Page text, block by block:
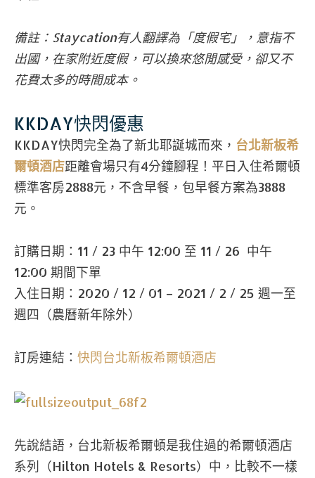
備註：Staycation有人翻譯為「度假宅」，意指不
出國，在家附近度假，可以換來悠閒感受，卻又不
花費太多的時間成本。
KKDAY快閃優惠
KKDAY快閃完全為了新北耶誕城而來， 台北新板希
爾頓酒店距離會場只有4分鐘腳程！平日入住希爾頓
標準客房2888元，不含早餐，包早餐方案為3888
元。
訂購日期：11 / 23 中午 12:00 至 11 / 26 中午
12:00 期間下單
入住日期：2020 / 12 / 01 – 2021 / 2 / 25 週一至
週四（農曆新年除外）
訂房連結： 快閃台北新板希爾頓酒店
先說結語，台北新板希爾頓是我住過的希爾頓酒店
系列（Hilton Hotels & Resorts）中，比較不一樣